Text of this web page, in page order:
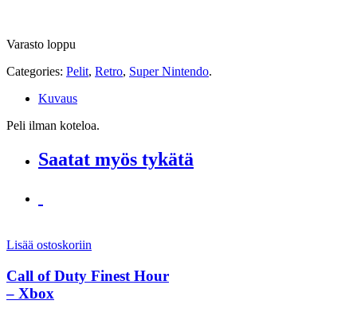
Varasto loppu
Categories: Pelit, Retro, Super Nintendo.
Kuvaus
Peli ilman koteloa.
Saatat myös tykätä
Lisää ostoskoriin
Call of Duty Finest Hour
– Xbox